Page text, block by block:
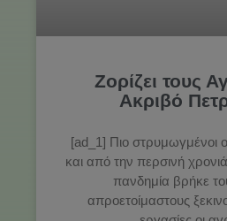
Ζορίζει τους
Ακριβό
[ad_1] Πιο στρυμωγμένοι
και από την περσινή
πανδημία βρήκε
απροετοίμαστους